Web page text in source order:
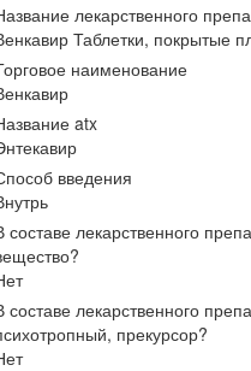
лекарственного
Таблетки, покрытые
наименование
atx
введения
составе лекарственного
составе лекарственного
прекурсор?